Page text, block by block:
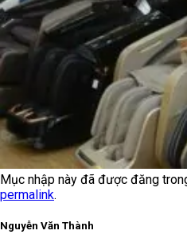
Mục nhập này đã được đăng
permalink.
Nguyễn Văn Thành